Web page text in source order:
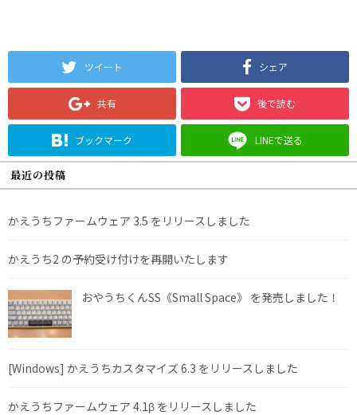
ツイート シェア
共有 後で読む
ブックマーク LINEで送る
最近の投稿
かえうちファームウェア 3.5 をリリースしました
かえうち2 の予約受け付けを再開いたします
おやうちくんSS《Small Space》 を発売しました！
[Windows] かえうちカスタマイズ 6.3 をリリースしました
かえうちファームウェア 4.1β をリリースしました